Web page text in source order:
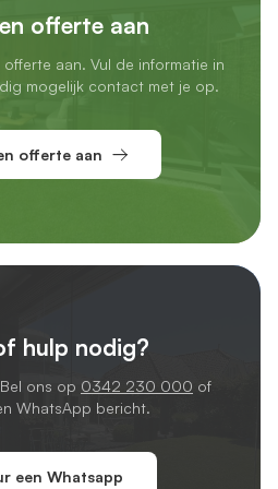
inmeetservice
aan een professional over?
.
om alles nauwkeurig in te
in en komen we
Wel zo voordelig.
schuifwand onder je
offerte aan
aan. Vul de informatie in
mogelijk contact met je op.
offerte aan
hulp nodig?
ons op 0342 230 000 of
WhatsApp bericht.
een Whatsapp